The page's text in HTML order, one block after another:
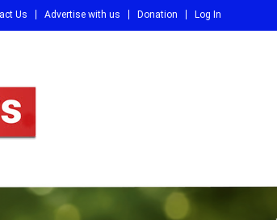
Us Advertise with us Donation Log In